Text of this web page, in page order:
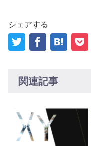
シェアする
関連記事